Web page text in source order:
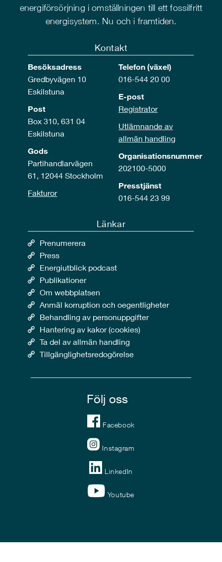
energiförsörjning i omställningen till ett fossilfritt
energisystem. Nu och i framtiden.
Kontakt
Besöksadress
Gredbyvägen 10
Eskilstuna
Post
Box 310, 631 04
Eskilstuna
Gods
Partihandlarvägen
61, 12044 Stockholm
Fakturor
Telefon (växel)
016-544 20 00
E-post
Registrator
Utlämnande av
allmän handling
Organisationsnummer
202100-5000
Presstjänst
016-544 23 99
Länkar
Prenumerera
Press
Energiutblick podcast
Publikationer
Om webbplatsen
Anmäl korruption och oegentligheter
Behandling av personuppgifter
Hantering av kakor (cookies)
Ta del av allmän handling
Tillgänglighetsredogörelse
Följ oss
Facebook
Instagram
LinkedIn
Youtube